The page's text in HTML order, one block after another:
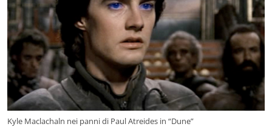
Kyle Maclachaln nei panni di Paul Atreides in “Dune”